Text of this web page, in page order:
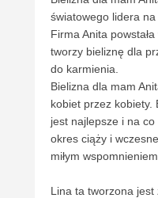
światowego lidera na
Firma Anita
tworzy bieliznę dla
do karmienia.
Bielizna dla mam
kobiet przez kobiety.
jest najlepsze i na
okres ciąży i
miłym wspomnieniem.
Lina ta tworzona jest